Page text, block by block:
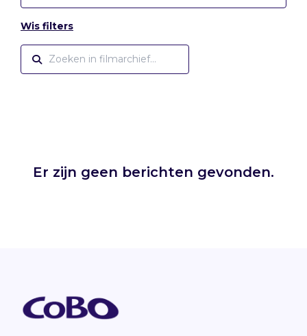
Wis filters
Er zijn geen berichten gevonden.